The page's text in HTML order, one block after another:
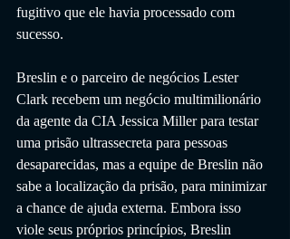
fugitivo que ele havia processado com
sucesso.
Breslin e o parceiro de negócios Lester
Clark recebem um negócio multimilionário
da agente da CIA Jessica Miller para testar
uma prisão ultrassecreta para pessoas
desaparecidas, mas a equipe de Breslin não
sabe a localização da prisão, para minimizar
a chance de ajuda externa. Embora isso
viole seus próprios princípios, Breslin